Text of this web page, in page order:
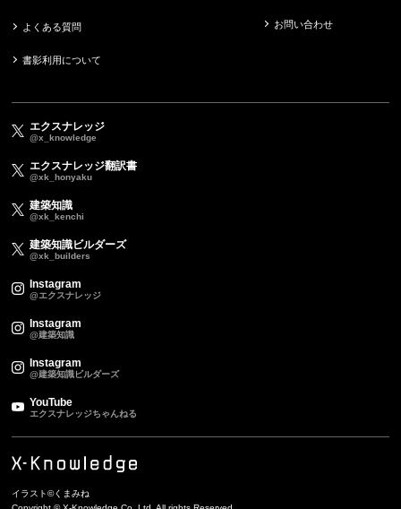
よくある質問
書影利用について
お問い合わせ
エクスナレッジ
@x_knowledge
エクスナレッジ翻訳書
@xk_honyaku
建築知識
@xk_kenchi
建築知識ビルダーズ
@xk_builders
Instagram
@エクスナレッジ
Instagram
@建築知識
Instagram
@建築知識ビルダーズ
YouTube
エクスナレッジちゃんねる
イラスト©くまみね